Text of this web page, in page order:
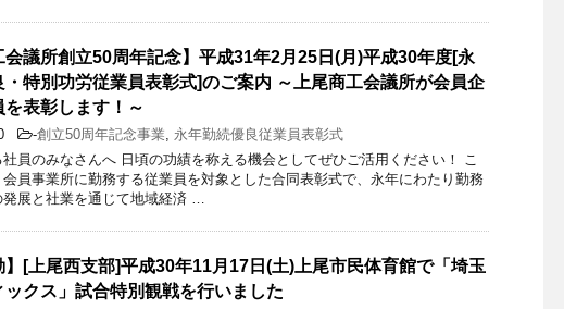
会議所創立50周年記念】平成31年2月25日(月)平成30年度[永
・特別功労従業員表彰式]のご案内 ～上尾商工会議所が会員企
表彰します！～
-創立50周年記念事業, 永年勤続優良従業員表彰式
員のみなさんへ 日頃の功績を称える機会としてぜひご活用ください！ こ
員事業所に勤務する従業員を対象とした合同表彰式で、永年にわたり勤務
発展と社業を通じて地域経済 …
】[上尾西支部]平成30年11月17日(土)上尾市民体育館で「埼玉
ックス」試合特別観戦を行いました